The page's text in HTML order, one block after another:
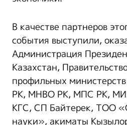
В качестве партнеров
события выступили,
Администрация
Казахстан,
профильных
РК, МНВО РК, МПС РК,
КГС, СП Байтерек, ТОО
науки», акиматы